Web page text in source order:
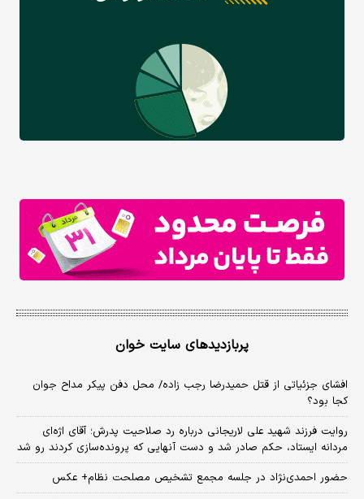
پربازدیدهای سایت خوان
افشای جزئیاتی از قتل حمیدرضا رجب زاده/ محل دفن پیکر مداح جوان
کجا بود؟
روایت فرزند شهید علی لاریجانی درباره رد صلاحیت پدرش؛ آقای اژه‌ای
مردانه ایستاد، حکم صادر شد و دست آنهایی که پرونده‌سازی کردند رو شد
حضور احمدی‌نژاد در جلسه مجمع تشخیص مصلحت نظام+ عکس